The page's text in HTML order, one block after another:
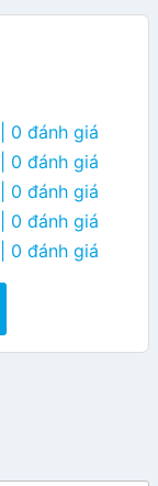
| 0 đánh giá
| 0 đánh giá
| 0 đánh giá
| 0 đánh giá
| 0 đánh giá